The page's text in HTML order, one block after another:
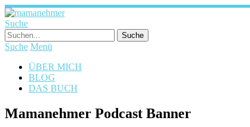
Suche
Suche Menü
ÜBER MICH
BLOG
DAS BUCH
Mamanehmer Podcast Banner